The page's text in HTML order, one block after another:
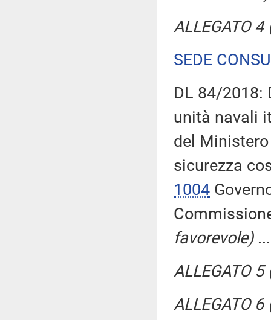
ALLEGATO
SEDE
DL 84/2018:
unità navali
del
sicurezza
1004
favorevole)
ALLEGATO
ALLEGATO